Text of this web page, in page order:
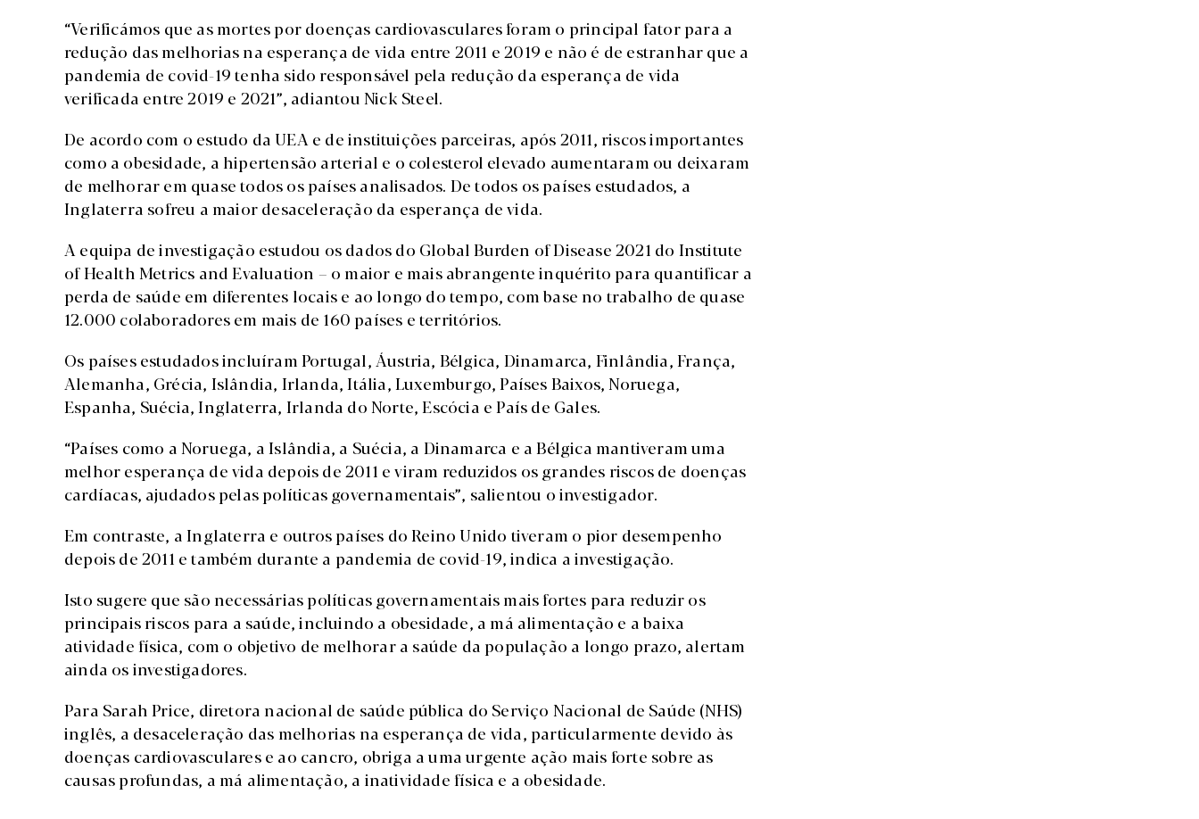
“Verificámos que as mortes por doenças cardiovasculares foram o principal fator para a
redução das melhorias na esperança de vida entre 2011 e 2019 e não é de estranhar que a
pandemia de covid-19 tenha sido responsável pela redução da esperança de vida
verificada entre 2019 e 2021”, adiantou Nick Steel.
De acordo com o estudo da UEA e de instituições parceiras, após 2011, riscos importantes
como a obesidade, a hipertensão arterial e o colesterol elevado aumentaram ou deixaram
de melhorar em quase todos os países analisados. De todos os países estudados, a
Inglaterra sofreu a maior desaceleração da esperança de vida.
A equipa de investigação estudou os dados do Global Burden of Disease 2021 do Institute
of Health Metrics and Evaluation – o maior e mais abrangente inquérito para quantificar a
perda de saúde em diferentes locais e ao longo do tempo, com base no trabalho de quase
12.000 colaboradores em mais de 160 países e territórios.
Os países estudados incluíram Portugal, Áustria, Bélgica, Dinamarca, Finlândia, França,
Alemanha, Grécia, Islândia, Irlanda, Itália, Luxemburgo, Países Baixos, Noruega,
Espanha, Suécia, Inglaterra, Irlanda do Norte, Escócia e País de Gales.
“Países como a Noruega, a Islândia, a Suécia, a Dinamarca e a Bélgica mantiveram uma
melhor esperança de vida depois de 2011 e viram reduzidos os grandes riscos de doenças
cardíacas, ajudados pelas políticas governamentais”, salientou o investigador.
Em contraste, a Inglaterra e outros países do Reino Unido tiveram o pior desempenho
depois de 2011 e também durante a pandemia de covid-19, indica a investigação.
Isto sugere que são necessárias políticas governamentais mais fortes para reduzir os
principais riscos para a saúde, incluindo a obesidade, a má alimentação e a baixa
atividade física, com o objetivo de melhorar a saúde da população a longo prazo, alertam
ainda os investigadores.
Para Sarah Price, diretora nacional de saúde pública do Serviço Nacional de Saúde (NHS)
inglês, a desaceleração das melhorias na esperança de vida, particularmente devido às
doenças cardiovasculares e ao cancro, obriga a uma urgente ação mais forte sobre as
causas profundas, a má alimentação, a inatividade física e a obesidade.